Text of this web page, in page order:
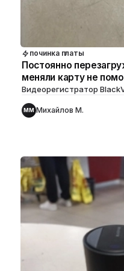
починка платы
Постоянно
меняли карту не
Видеорегистратор
ММ Михайлов М.